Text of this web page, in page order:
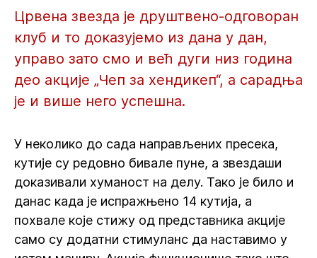
Црвена звезда је друштвено-одговоран
клуб и то доказујемо из дана у дан,
управо зато смо и већ дуги низ година
део акције „Чеп за хендикеп“, а сарадња
је и више него успешна.
У неколико до сада направљених пресека,
кутије су редовно бивале пуне, а звездаши
доказивали хуманост на делу. Тако је било и
данас када је испражњено 14 кутија, а
похвале које стижу од представника акције
само су додатни стимуланс да наставимо у